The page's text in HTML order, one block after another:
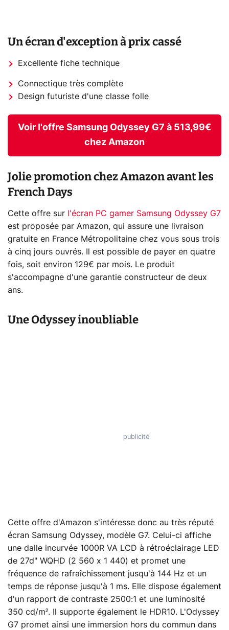
Un écran d'exception à prix cassé
Excellente fiche technique
Connectique très complète
Design futuriste d'une classe folle
Voir l'offre Samsung Odyssey G7 à 513,99€
chez Amazon
Jolie promotion chez Amazon avant les
French Days
Cette offre sur
l'écran PC gamer Samsung Odyssey G7
est proposée par Amazon, qui assure une livraison
gratuite en France Métropolitaine chez vous sous trois
à cinq jours ouvrés. Il est possible de payer en quatre
fois, soit environ 129€ par mois. Le produit
s'accompagne d'une garantie constructeur de deux
ans.
Une Odyssey inoubliable
Cette offre d'Amazon s'intéresse donc au très réputé
écran Samsung Odyssey, modèle G7. Celui-ci affiche
une dalle incurvée 1000R VA LCD à rétroéclairage LED
de 27d" WQHD (2 560 x 1 440) et promet une
fréquence de rafraîchissement jusqu'à 144 Hz et un
temps de réponse jusqu'à 1 ms. Elle dispose également
d'un rapport de contraste 2500:1 et une luminosité
350 cd/m². Il supporte également le HDR10. L'Odyssey
G7 promet ainsi une immersion hors du commun dans